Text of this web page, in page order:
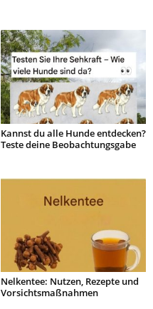
Kannst du alle Hunde entdecken?
Teste deine Beobachtungsgabe
Nelkentee: Nutzen, Rezepte und
Vorsichtsmaßnahmen